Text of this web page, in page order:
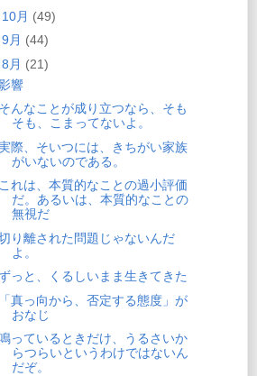
10月 (49)
9月 (44)
8月 (21)
響
んなことが成り立つなら、そも
そも、こまってないよ。
際、そいつには、きちがい家族
がいないのである。
れは、本質的なことの過小評価
だ。あるいは、本質的なことの
無視だ
り離された問題じゃないんだ
よ。
っと、くるしいまま生きてきた
真っ向から、否定する態度」が
おなじ
っているときだけ、うるさいか
らつらいというわけではないん
だぞ。